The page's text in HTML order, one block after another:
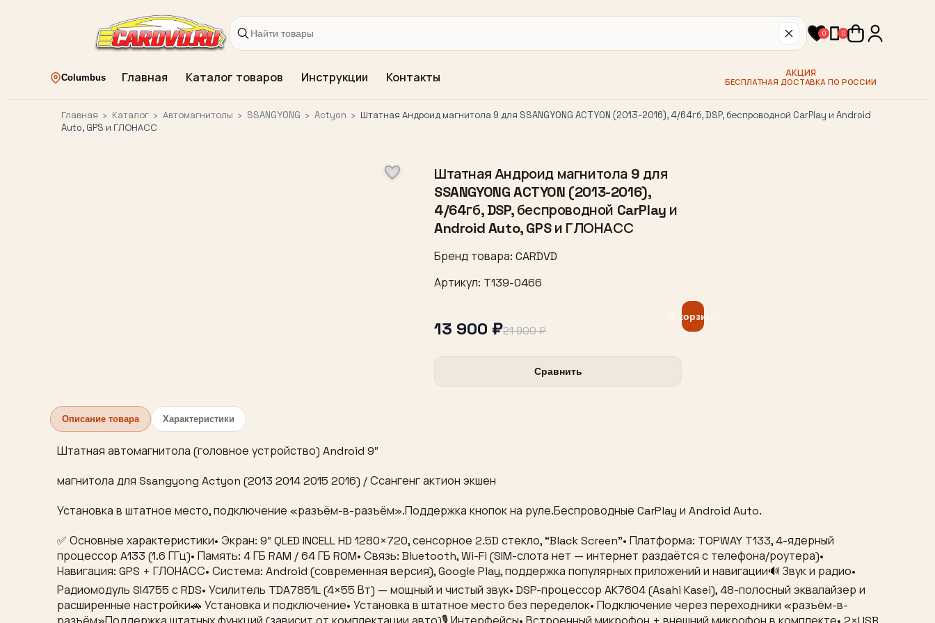
0 0
Columbus Главная Каталог товаров Инструкции Контакты АКЦИЯ
БЕСПЛАТНАЯ ДОСТАВКА ПО РОССИИ
Главная › Каталог › Автомагнитолы › SSANGYONG › Actyon › Штатная Андроид магнитола 9 для SSANGYONG ACTYON (2013-2016), 4/64гб, DSP, беспроводной CarPlay и Android
Auto, GPS и ГЛОНАСС
Штатная Андроид магнитола 9 для
SSANGYONG ACTYON (2013-2016),
4/64гб, DSP, беспроводной CarPlay и
Android Auto, GPS и ГЛОНАСС
Бренд товара: CARDVD
Артикул: T139-0466
13 900 ₽21 900 ₽
В корзину
Сравнить
Описание товара Характеристики
Штатная автомагнитола (головное устройство) Android 9″
магнитола для Ssangyong Actyon (2013 2014 2015 2016) / Ссангенг актион экшен
Установка в штатное место, подключение «разъём-в-разъём».Поддержка кнопок на руле.Беспроводные CarPlay и Android Auto.
✅ Основные характеристики• Экран: 9″ QLED INCELL HD 1280×720, сенсорное 2.5D стекло, “Black Screen”• Платформа: TOPWAY T133, 4-ядерный
процессор A133 (1.6 ГГц)• Память: 4 ГБ RAM / 64 ГБ ROM• Связь: Bluetooth, Wi-Fi (SIM-слота нет — интернет раздаётся с телефона/роутера)•
Навигация: GPS + ГЛОНАСС• Система: Android (современная версия), Google Play, поддержка популярных приложений и навигации🔊 Звук и радио•
Радиомодуль SI4755 с RDS• Усилитель TDA7851L (4×55 Вт) — мощный и чистый звук• DSP-процессор AK7604 (Asahi Kasei), 48-полосный эквалайзер и
расширенные настройки🚗 Установка и подключение• Установка в штатное место без переделок• Подключение через переходники «разъём-в-